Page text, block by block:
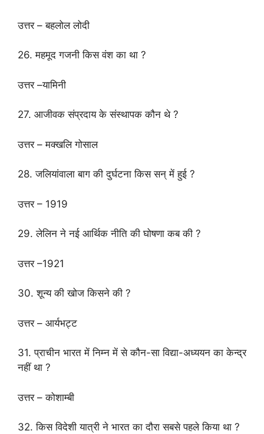
उत्तर – बहलोल लोदी
26. महमूद गजनी किस वंश का था ?
उत्तर –यामिनी
27. आजीवक संप्रदाय के संस्थापक कौन थे ?
उत्तर – मक्खलि गोसाल
28. जलियांवाला बाग की दुर्घटना किस सन् में हुई ?
उत्तर – 1919
29. लेलिन ने नई आर्थिक नीति की घोषणा कब की ?
उत्तर –1921
30. शून्य की खोज किसने की ?
उत्तर – आर्यभट्ट
31. प्राचीन भारत में निम्न में से कौन-सा विद्या-अध्ययन का केन्द्र
नहीं था ?
उत्तर – कोशाम्बी
32. किस विदेशी यात्री ने भारत का दौरा सबसे पहले किया था ?